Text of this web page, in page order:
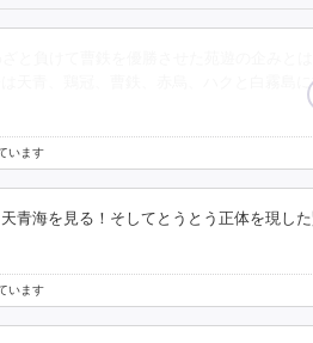
は天青、鶏冠、曹鉄、赤烏、ハクと白霧島
います
青海を見る！そしてとうとう正体を現し
います